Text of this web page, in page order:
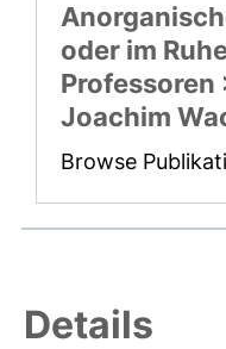
oder im
Professoren
Joachim
Browse
Details